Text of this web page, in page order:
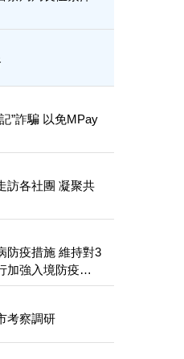
”詐騙 以免MPay
訪各社團 凝聚共
防疫措施 維持對3
加強入境防疫措
考察調研